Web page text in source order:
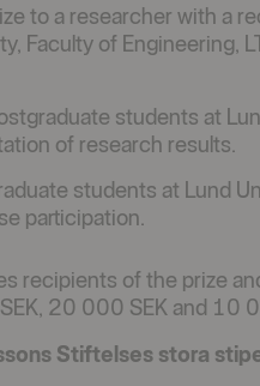
to a researcher with a
Faculty of Engineering,
students at
of research results.
students at Lund
participation.
recipients of the prize
20 000 SEK and 10
Stiftelses stora